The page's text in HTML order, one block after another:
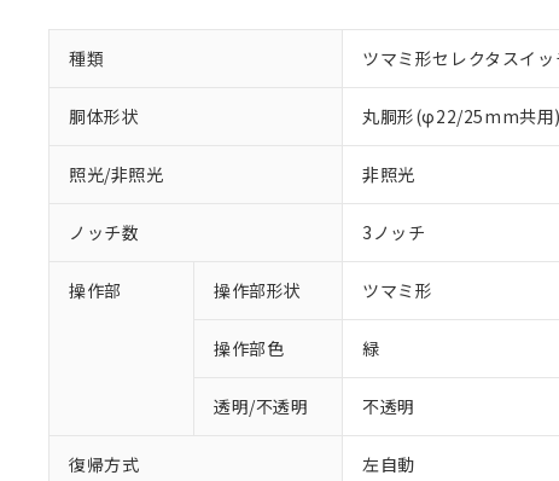
種類 ツマミ形セレクタスイッ
胴体形状 丸胴形(φ22/25mm共用)
照光/非照光 非照光
ノッチ数 3ノッチ
操作部 操作部形状 ツマミ形
操作部色 緑
透明/不透明 不透明
復帰方式 左自動